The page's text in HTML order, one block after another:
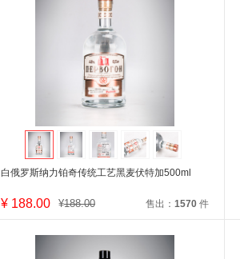
白俄罗斯纳力铂奇传统工艺黑麦伏特加500ml
¥188.00 ¥188.00 售出： 1570件